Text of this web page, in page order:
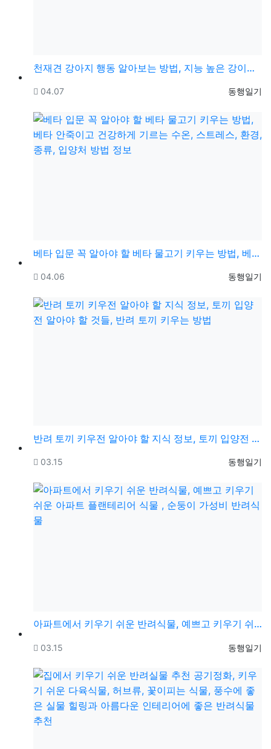
천재견 강아지 행동 알아보는 방법, 지능 높은 강이지 …
등록자
동행일기
등록일
04.07
베타 입문 꼭 알아야 할 베타 물고기 키우는 방법, 베…
등록자
동행일기
등록일
04.06
반려 토끼 키우전 알아야 할 지식 정보, 토끼 입양전 …
등록자
동행일기
등록일
03.15
아파트에서 키우기 쉬운 반려식물, 예쁘고 키우기 쉬운 …
등록자
동행일기
등록일
03.15